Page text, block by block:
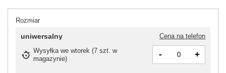
Rozmiar
uniwersalny
Cena na telefon
Wysyłka we wtorek (7 szt. w
magazynie) - +